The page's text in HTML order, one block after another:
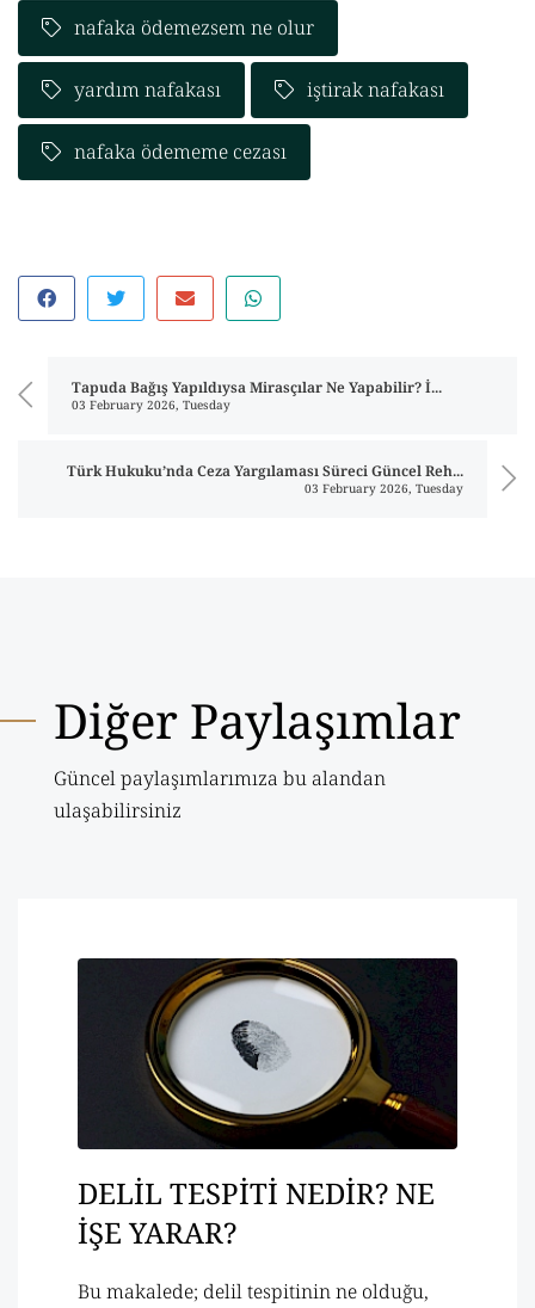
nafaka ödemezsem ne olur
yardım nafakası iştirak nafakası
nafaka ödememe cezası
Tapuda Bağış Yapıldıysa Mirasçılar Ne Yapabilir? İ...
03 February 2026, Tuesday
Türk Hukuku’nda Ceza Yargılaması Süreci Güncel Reh...
03 February 2026, Tuesday
Diğer Paylaşımlar
Güncel paylaşımlarımıza bu alandan
ulaşabilirsiniz
DELİL TESPİTİ NEDİR? NE
İŞE YARAR?
Bu makalede; delil tespitinin ne olduğu,